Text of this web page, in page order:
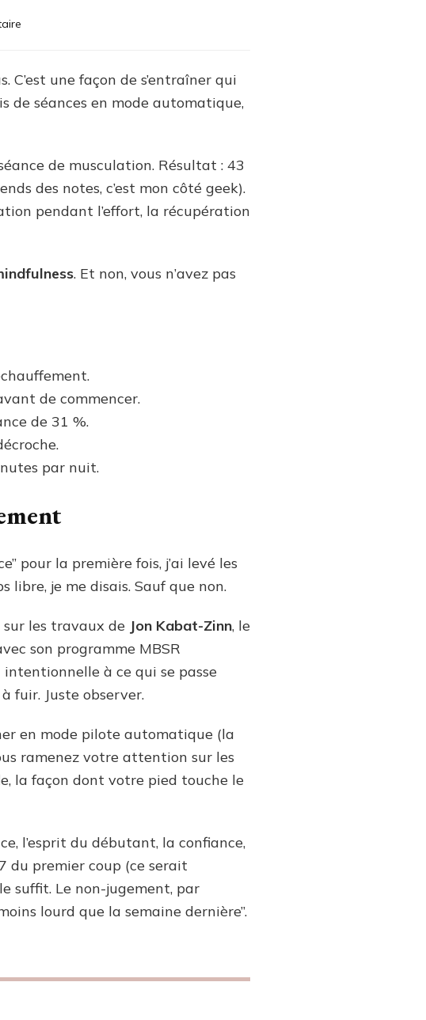
sur
en
pleine
conscience
avant,
pendant
et
après
C’est une façon de s’entraîner qui
de séances en mode automatique,
de musculation. Résultat : 43
des notes, c’est mon côté geek).
pendant l’effort, la récupération
. Et non, vous n’avez pas
de commencer.
de 31 %.
par nuit.
pour la première fois, j’ai levé les
je me disais. Sauf que non.
sur les travaux de Jon Kabat-Zinn, le
son programme MBSR
à ce qui se passe
fuir. Juste observer.
en mode pilote automatique (la
ramenez votre attention sur les
la façon dont votre pied touche le
l’esprit du débutant, la confiance,
du premier coup (ce serait
suffit. Le non-jugement, par
lourd que la semaine dernière”.